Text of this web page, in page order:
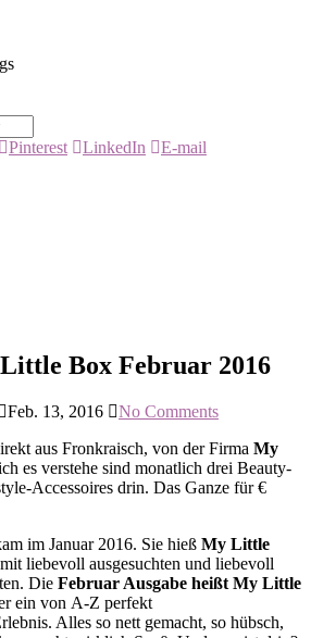
Pinterest LinkedIn
E-mail
Box Februar 2016
Feb. 13, 2016
No Comments
aus Fronkraisch, von der Firma My
es verstehe sind monatlich drei Beauty-
Accessoires drin. Das Ganze für €
im Januar 2016. Sie hieß My Little
liebevoll ausgesuchten und liebevoll
Die Februar Ausgabe heißt My Little
ein von A-Z perfekt
Alles so nett gemacht, so hübsch,